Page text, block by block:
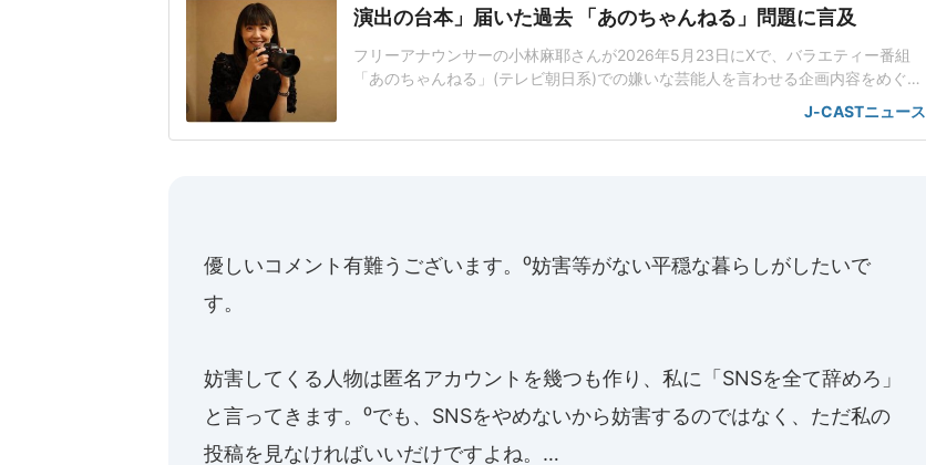
演出の台本」届いた過去 「あのちゃんねる」問題に言及
フリーアナウンサーの小林麻耶さんが2026年5月23日にXで、バラエティー番組
「あのちゃんねる」(テレビ朝日系)での嫌いな芸能人を言わせる企画内容をめぐる
問題に言及した。表現や演出について番組側に改善を求めるも、改善されなかっ
た過去があったと明かした。さらに、問題の渦中にいるタレント・歌手のあのさ
J-CASTニュース
優しいコメント有難うございます。⁰妨害等がない平穏な暮らしがしたいで
す。
妨害してくる人物は匿名アカウントを幾つも作り、私に「SNSを全て辞めろ」
と言ってきます。⁰でも、SNSをやめないから妨害するのではなく、ただ私の
投稿を見なければいいだけですよね。…